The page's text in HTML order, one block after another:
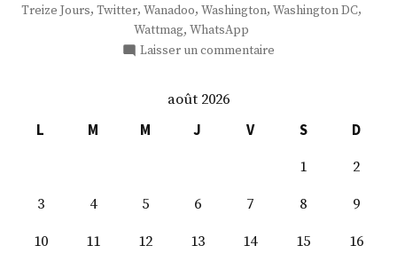
Treize Jours, Twitter, Wanadoo, Washington, Washington DC,
Wattmag, WhatsApp
Laisser un commentaire
août 2026
L
M M J V S
D
1
2
3
4 5 6 7 8
9
10
11 12 13 14 15
16